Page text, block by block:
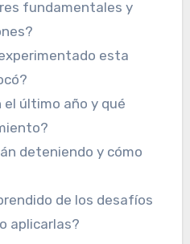
fundamentales y
esta
el último año y qué
deteniendo y cómo
de los desafíos
aplicarlas?